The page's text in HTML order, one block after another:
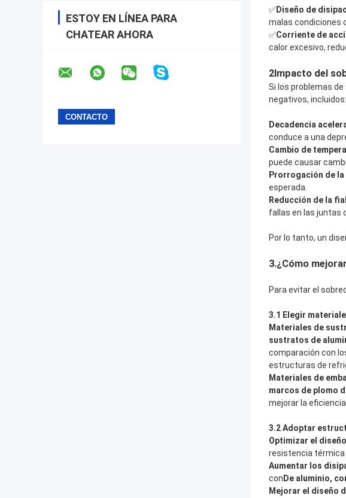
ESTOY EN LÍNEA PARA
CHATEAR AHORA
✅Diseño de
malas condiciones
✅Corriente de
calor excesivo,
2Impacto del
Si los problemas
negativos, incluidos:
Decadencia
conduce a una
Cambio de
puede causar
Prorrogación de la
esperada.
Reducción de la
fallas en las juntas
Por lo tanto, un
3.¿Cómo
Para evitar el
3.1 Elegir
Materiales de
sustratos de
comparación con
estructuras de
Materiales de
marcos de plomo
mejorar la
3.2 Adoptar
Optimizar el
resistencia térmica
Aumentar los
con De aluminio,
Mejorar el diseño